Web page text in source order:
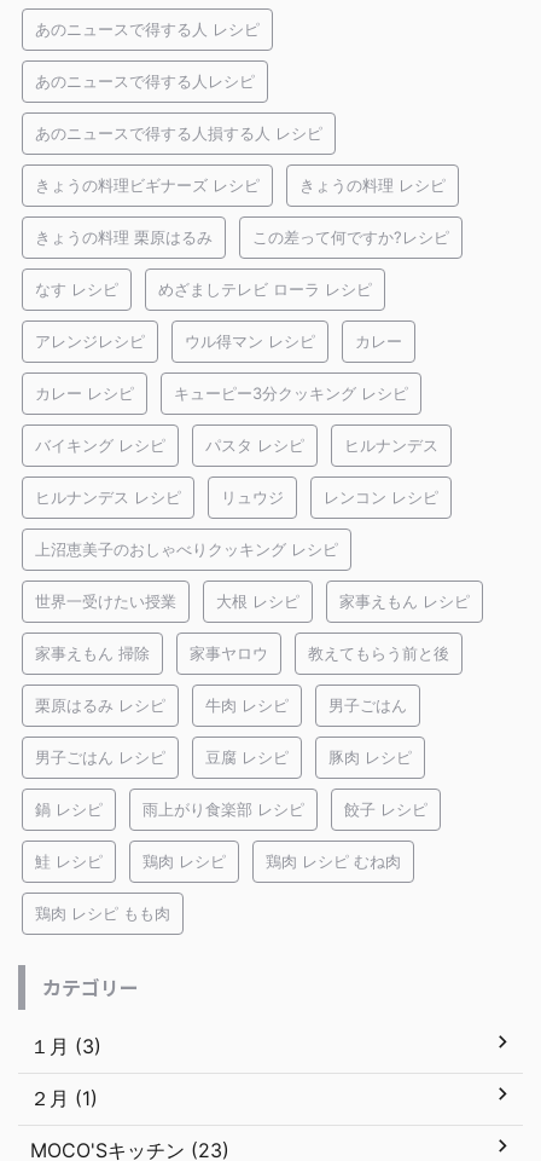
あのニュースで得する人 レシピ
あのニュースで得する人レシピ
あのニュースで得する人損する人 レシピ
きょうの料理ビギナーズ レシピ きょうの料理 レシピ
きょうの料理 栗原はるみ この差って何ですか?レシピ
なす レシピ めざましテレビ ローラ レシピ
アレンジレシピ ウル得マン レシピ カレー
カレー レシピ キューピー3分クッキング レシピ
バイキング レシピ パスタ レシピ ヒルナンデス
ヒルナンデス レシピ リュウジ レンコン レシピ
上沼恵美子のおしゃべりクッキング レシピ
世界一受けたい授業 大根 レシピ 家事えもん レシピ
家事えもん 掃除 家事ヤロウ 教えてもらう前と後
栗原はるみ レシピ 牛肉 レシピ 男子ごはん
男子ごはん レシピ 豆腐 レシピ 豚肉 レシピ
鍋 レシピ 雨上がり食楽部 レシピ 餃子 レシピ
鮭 レシピ 鶏肉 レシピ 鶏肉 レシピ むね肉
鶏肉 レシピ もも肉
カテゴリー
１月 (3)
２月 (1)
MOCO'Sキッチン (23)